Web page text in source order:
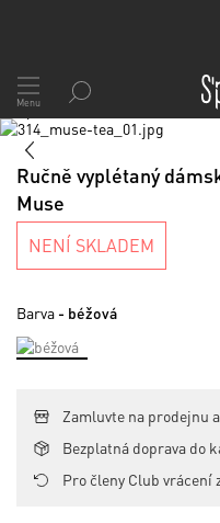
Přejít
na
obsah
Menu
Skip
the
end
images
gallery
1/7
Skip
the
beginning
images
Ručně vyplétaný
Muse
NENÍ SKLADEM
Barva - béžová
Zamluvte na prodejnu
Bezplatná doprava do
Pro členy Club vrácení